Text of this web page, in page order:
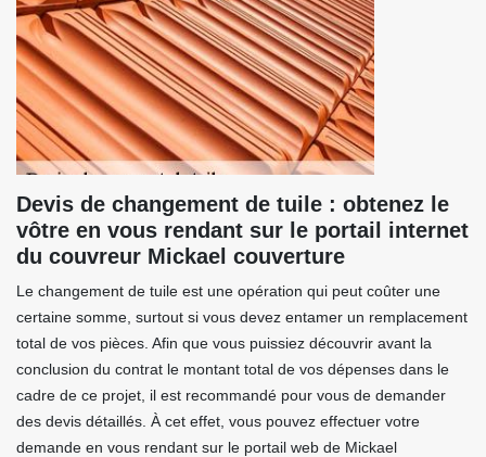
Devis de changement de tuile : obtenez le
vôtre en vous rendant sur le portail internet
du couvreur Mickael couverture
Le changement de tuile est une opération qui peut coûter une
certaine somme, surtout si vous devez entamer un remplacement
total de vos pièces. Afin que vous puissiez découvrir avant la
conclusion du contrat le montant total de vos dépenses dans le
cadre de ce projet, il est recommandé pour vous de demander
des devis détaillés. À cet effet, vous pouvez effectuer votre
demande en vous rendant sur le portail web de Mickael